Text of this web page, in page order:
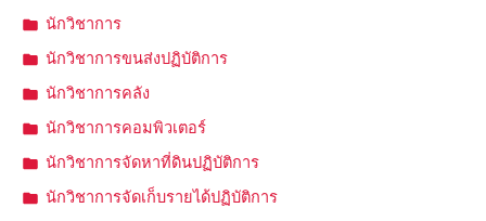
นักวิชาการ
นักวิชาการขนส่งปฏิบัติการ
นักวิชาการคลัง
นักวิชาการคอมพิวเตอร์
นักวิชาการจัดหาที่ดินปฏิบัติการ
นักวิชาการจัดเก็บรายได้ปฏิบัติการ